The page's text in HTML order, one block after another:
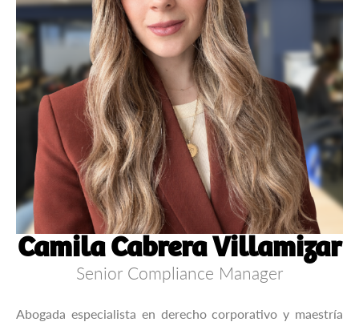
Camila Cabrera Villamizar
Senior Compliance Manager
Abogada especialista en derecho corporativo y maestría